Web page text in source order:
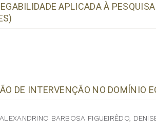
APLICADA À
DE INTERVENÇÃO NO DOMÍNIO
BARBOSA FIGUEIRÊDO,